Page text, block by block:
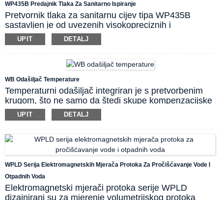
od nehrđajućeg čelika.
WP435B Predajnik Tlaka Za Sanitarno Ispiranje
Pretvornik tlaka za sanitarnu cijev tipa WP435B
sastavljen je od uvezenih visokopreciznih i
visokostabilnih antikorozivnih čipova. Čip i kućište od
nehrđajućeg čelika zavareni su laserskim postupkom
tlaka prikladan je za mjerenje i kontrolu tlaka u raznim
lako začepljivim, higijenskim, jednostavnim za
čišćenje ili aseptičnim okruženjima. Ovaj proizvod
ima visoku radnu frekvenciju i prikladan je za
dinamičko mjerenje.
UPIT DETALJ
WB Odašiljač Temperature
Temperaturni odašiljač integriran je s pretvorbenim
krugom, što ne samo da štedi skupe kompenzacijske
žice, već i smanjuje gubitak signala te poboljšava
sposobnost sprječavanja smetnji tijekom prijenosa
Funkcija korekcije linearizacije, termoelementski
odašiljač temperature ima kompenzaciju temperature
UPIT DETALJ
WPLD Serija Elektromagnetskih Mjerača Protoka Za Pročišćavanje Vode I
Otpadnih Voda
Elektromagnetski mjerači protoka serije WPLD
dizajnirani su za mjerenje volumetrijskog protoka